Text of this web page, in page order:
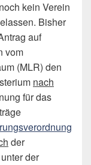
kein Verein
Bisher
auf
vom
(MLR) den
nach
für das
der
der